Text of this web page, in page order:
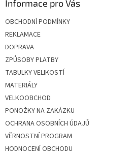
Informace pro Vás
OBCHODNÍ PODMÍNKY
REKLAMACE
DOPRAVA
ZPŮSOBY PLATBY
TABULKY VELIKOSTÍ
MATERIÁLY
VELKOOBCHOD
PONOŽKY NA ZAKÁZKU
OCHRANA OSOBNÍCH ÚDAJŮ
VĚRNOSTNÍ PROGRAM
HODNOCENÍ OBCHODU